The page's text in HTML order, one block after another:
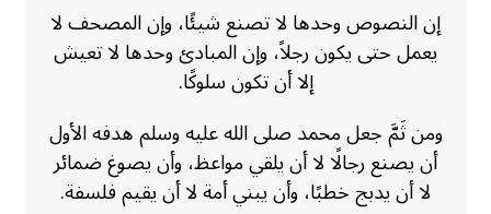
إن النصوص وحدها لا تصنع شيئًا، وإن المصحف لا
يعمل حتى يكون رجلاً، وإن المبادئ وحدها لا تعيش
إلا أن تكون سلوكًا.
ومن ثَمَّ جعل محمد صلى الله عليه وسلم هدفه الأول
أن يصنع رجالًا لا أن يلقي مواعظ، وأن يصوغ ضمائر
لا أن يدبج خطبًا، وأن يبني أمة لا أن يقيم فلسفة.